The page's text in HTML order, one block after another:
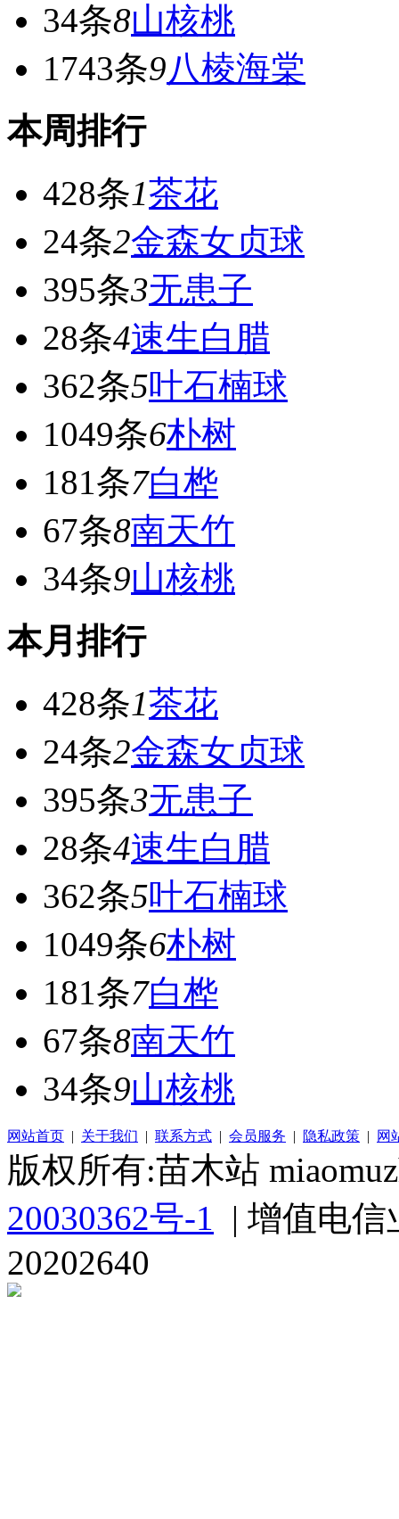
34条8山核桃
1743条9八棱海棠
本周排行
428条1茶花
24条2金森女贞球
395条3无患子
28条4速生白腊
362条5叶石楠球
1049条6朴树
181条7白桦
67条8南天竹
34条9山核桃
本月排行
428条1茶花
24条2金森女贞球
395条3无患子
28条4速生白腊
362条5叶石楠球
1049条6朴树
181条7白桦
67条8南天竹
34条9山核桃
网站首页 | 关于我们 | 联系方式 | 会员服务 | 隐私政策 | 网
版权所有:苗木站
20030362号-1 | 增值电
20202640